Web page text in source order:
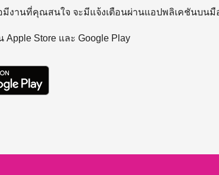
มีงานที่คุณสนใจ จะมีแจ้งเตือนผ่านแอปพลิเคชันบน
Store และ Google Play